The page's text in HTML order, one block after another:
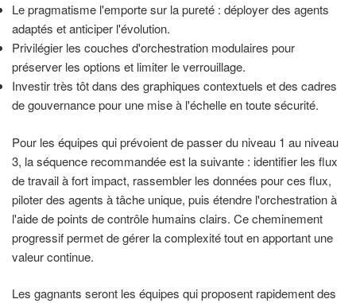
Le pragmatisme l'emporte sur la pureté : déployer des agents
adaptés et anticiper l'évolution.
Privilégier les couches d'orchestration modulaires pour
préserver les options et limiter le verrouillage.
Investir très tôt dans des graphiques contextuels et des cadres
de gouvernance pour une mise à l'échelle en toute sécurité.
Pour les équipes qui prévoient de passer du niveau 1 au niveau
3, la séquence recommandée est la suivante : identifier les flux
de travail à fort impact, rassembler les données pour ces flux,
piloter des agents à tâche unique, puis étendre l'orchestration à
l'aide de points de contrôle humains clairs. Ce cheminement
progressif permet de gérer la complexité tout en apportant une
valeur continue.
Les gagnants seront les équipes qui proposent rapidement des